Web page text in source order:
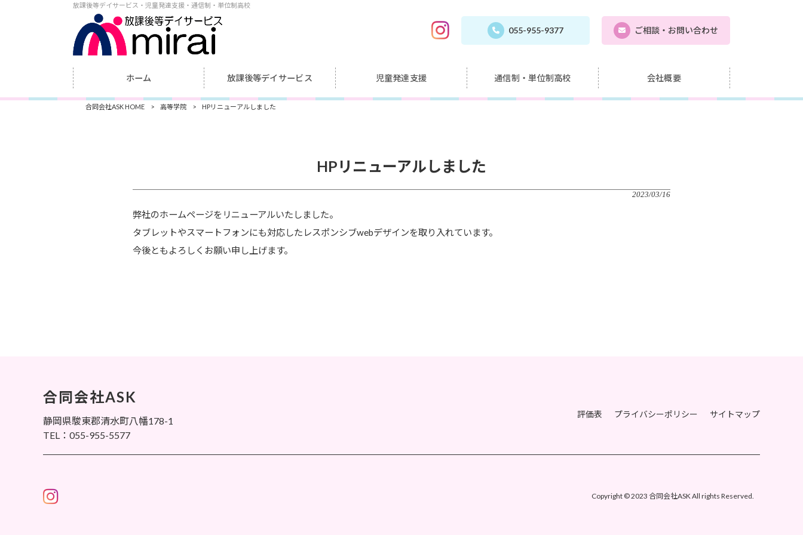
放課後等デイサービス・児童発達支援・通信制・単位制高校
055-955-9377 ご相談・お問い合わせ
ホーム 放課後等デイサービス 児童発達支援 通信制・単位制高校 会社概要
合同会社ASK HOME > 高等学院 > HPリニューアルしました
HPリニューアルしました
2023/03/16
弊社のホームページをリニューアルいたしました。
タブレットやスマートフォンにも対応したレスポンシブwebデザインを取り入れています。
今後ともよろしくお願い申し上げます。
合同会社ASK
静岡県駿東郡清水町八幡178-1
TEL：055-955-5577
評価表 プライバシーポリシー サイトマップ
Copyright © 2023 合同会社ASK All rights Reserved.